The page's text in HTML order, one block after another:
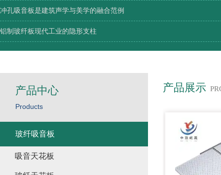
冲孔吸音板是建筑声学与美学的融合范例
铝制玻纤板现代工业的隐形支柱
产品中心
Products
玻纤吸音板
吸音天花板
产品展示